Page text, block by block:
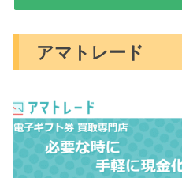
アマトレード